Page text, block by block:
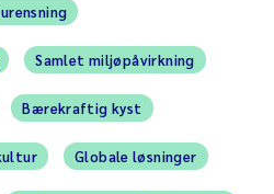
Samlet miljøpåvirkning
Bærekraftig kyst
Globale løsninger